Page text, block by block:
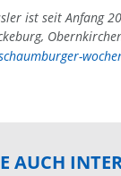
ist seit Anfang
AUCH